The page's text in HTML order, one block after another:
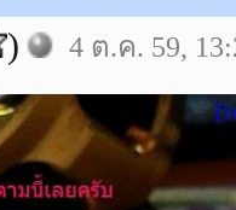
) 4 ต.ค. 59,